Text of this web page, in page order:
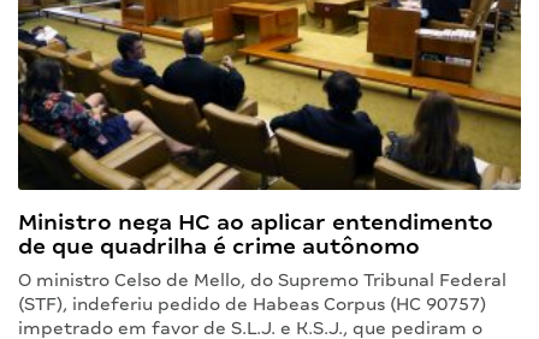
Ministro nega HC ao aplicar entendimento
de que quadrilha é crime autônomo
O ministro Celso de Mello, do Supremo Tribunal Federal
(STF), indeferiu pedido de Habeas Corpus (HC 90757)
impetrado em favor de S.L.J. e K.S.J., que pediram o